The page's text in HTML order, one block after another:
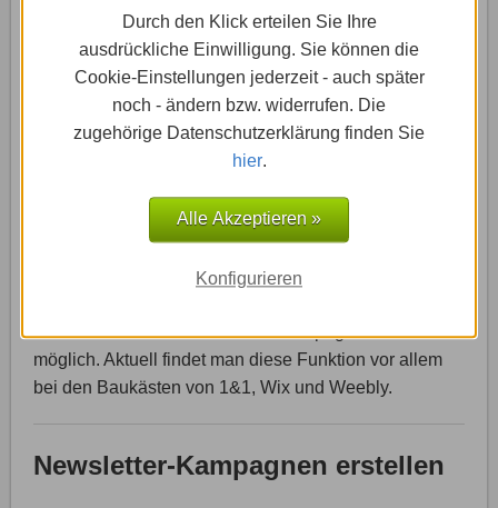
Durch den Klick erteilen Sie Ihre
ausdrückliche Einwilligung. Sie können die
Cookie-Einstellungen jederzeit - auch später
noch - ändern bzw. widerrufen. Die
zugehörige Datenschutzerklärung finden Sie
hier.
Alle Akzeptieren »
Konfigurieren
Rolle, ob die Website mit Wordpress, Joomla oder
einem Homepage-Baukasten erstellt wurde.
Wer schon bei der Erstellung seiner Website sicher ist,
E-Mail-Marketing als Instrument einsetzen zu wollen,
sollte sich für einen Homepage-Baukasten
entscheiden, der eine Newsletter-Funktion bereits
mitbringt. So kann der Betreiber der Website mit einem
Klick einrichten, dass sich Besucher zum Beispiel
direkt über die Webseite für einen Newsletter
Mails ist dann direkt aus dem Homepage-Baukasten
möglich. Aktuell findet man diese Funktion vor allem
bei den Baukästen von 1&1, Wix und Weebly.
Newsletter-Kampagnen erstellen